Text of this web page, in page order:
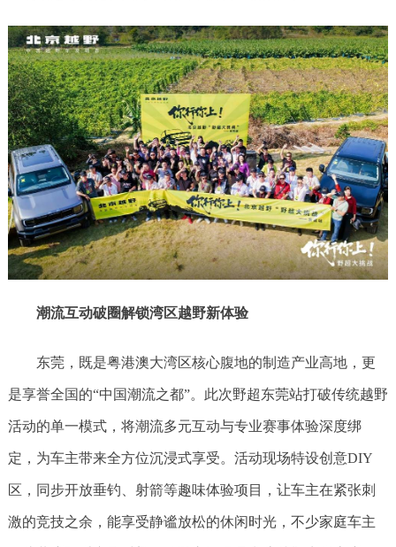
潮流互动破圈解锁湾区越野新体验
东莞，既是粤港澳大湾区核心腹地的制造产业高地，更
是享誉全国的“中国潮流之都”。此次野超东莞站打破传统越野
活动的单一模式，将潮流多元互动与专业赛事体验深度绑
定，为车主带来全方位沉浸式享受。活动现场特设创意DIY
区，同步开放垂钓、射箭等趣味体验项目，让车主在紧张刺
激的竞技之余，能享受静谧放松的休闲时光，不少家庭车主